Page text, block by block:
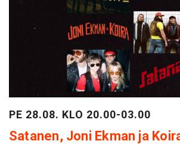
PE 28.08. KLO 20.00-03.00
Satanen, Joni Ekman ja